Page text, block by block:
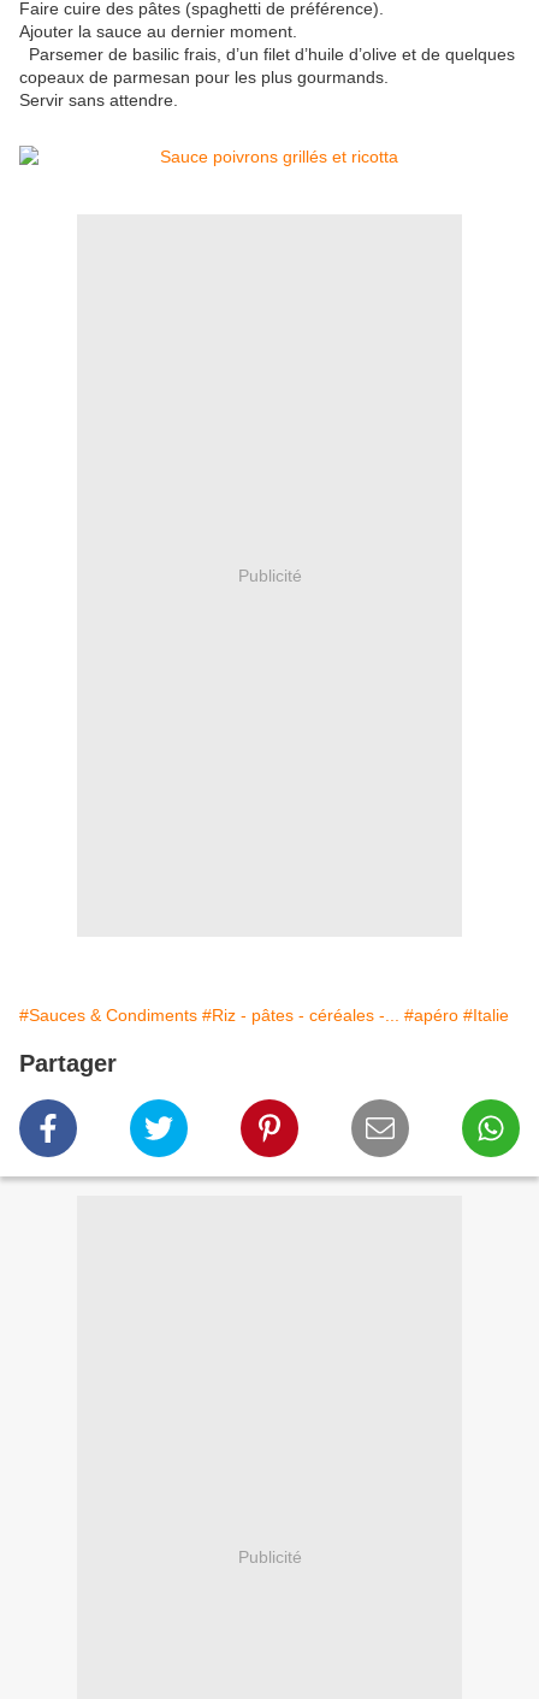
Faire cuire des pâtes (spaghetti de préférence).
Ajouter la sauce au dernier moment.
Parsemer de basilic frais, d’un filet d’huile d’olive et de quelques
copeaux de parmesan pour les plus gourmands.
Servir sans attendre.
Publicité
#Sauces & Condiments #Riz - pâtes - céréales -... #apéro #Italie
Partager
Publicité